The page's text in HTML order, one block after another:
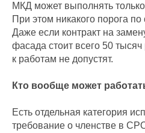
МКД может выполнять
При этом никакого порога
Даже если контракт на
фасада стоит всего 50
к работам не допустят.
Кто вообще может
Есть отдельная категория
требование о членстве в